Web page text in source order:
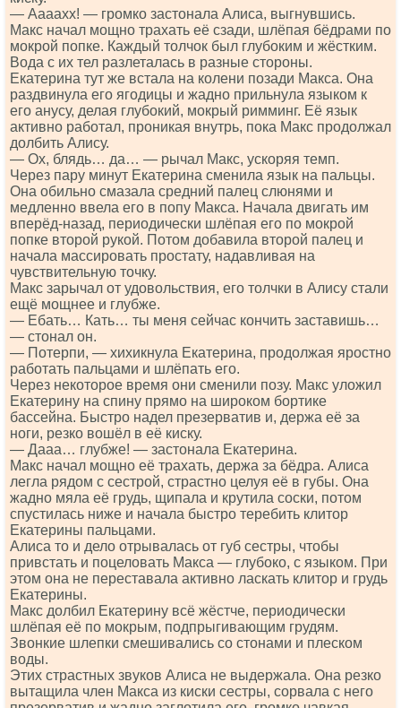
— Аааахх! — громко застонала Алиса, выгнувшись.
Макс начал мощно трахать её сзади, шлёпая бёдрами по
мокрой попке. Каждый толчок был глубоким и жёстким.
Вода с их тел разлеталась в разные стороны.
Екатерина тут же встала на колени позади Макса. Она
раздвинула его ягодицы и жадно прильнула языком к
его анусу, делая глубокий, мокрый римминг. Её язык
активно работал, проникая внутрь, пока Макс продолжал
долбить Алису.
— Ох, блядь… да… — рычал Макс, ускоряя темп.
Через пару минут Екатерина сменила язык на пальцы.
Она обильно смазала средний палец слюнями и
медленно ввела его в попу Макса. Начала двигать им
вперёд-назад, периодически шлёпая его по мокрой
попке второй рукой. Потом добавила второй палец и
начала массировать простату, надавливая на
чувствительную точку.
Макс зарычал от удовольствия, его толчки в Алису стали
ещё мощнее и глубже.
— Ебать… Кать… ты меня сейчас кончить заставишь…
— стонал он.
— Потерпи, — хихикнула Екатерина, продолжая яростно
работать пальцами и шлёпать его.
Через некоторое время они сменили позу. Макс уложил
Екатерину на спину прямо на широком бортике
бассейна. Быстро надел презерватив и, держа её за
ноги, резко вошёл в её киску.
— Дааа… глубже! — застонала Екатерина.
Макс начал мощно её трахать, держа за бёдра. Алиса
легла рядом с сестрой, страстно целуя её в губы. Она
жадно мяла её грудь, щипала и крутила соски, потом
спустилась ниже и начала быстро теребить клитор
Екатерины пальцами.
Алиса то и дело отрывалась от губ сестры, чтобы
привстать и поцеловать Макса — глубоко, с языком. При
этом она не переставала активно ласкать клитор и грудь
Екатерины.
Макс долбил Екатерину всё жёстче, периодически
шлёпая её по мокрым, подпрыгивающим грудям.
Звонкие шлепки смешивались со стонами и плеском
воды.
Этих страстных звуков Алиса не выдержала. Она резко
вытащила член Макса из киски сестры, сорвала с него